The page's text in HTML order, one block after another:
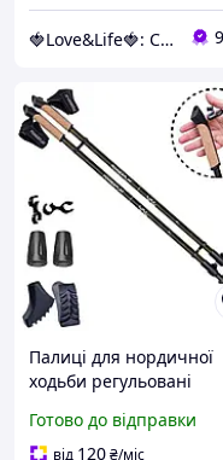
🍓Love&Life🍓: Світ Здоров'я 💋
Палиці для нордичної
ходьби регульовані
135 см, чорно-золота
пара AllInOne -market-
Готово до відправки
від 120₴/міс